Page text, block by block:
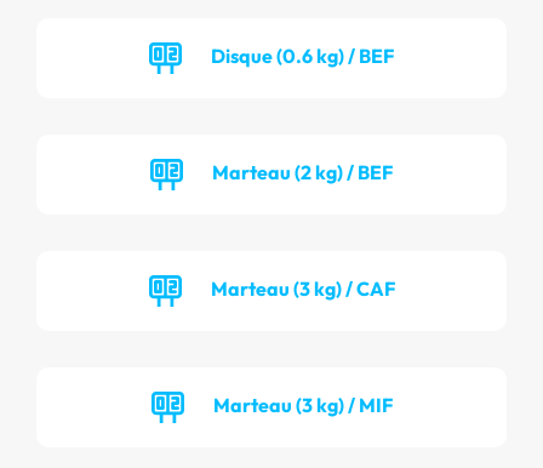
Disque (0.6 kg) / BEF
Marteau (2 kg) / BEF
Marteau (3 kg) / CAF
Marteau (3 kg) / MIF